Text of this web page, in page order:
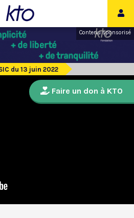
Contenu sponsorisé
du 13 juin 2022
Faire un don à KTO